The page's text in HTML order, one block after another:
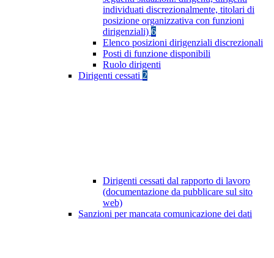
individuati discrezionalmente, titolari di
posizione organizzativa con funzioni
dirigenziali) 6
Elenco posizioni dirigenziali discrezionali
Posti di funzione disponibili
Ruolo dirigenti
Dirigenti cessati 2
Dirigenti cessati dal rapporto di lavoro
(documentazione da pubblicare sul sito
web)
Sanzioni per mancata comunicazione dei dati